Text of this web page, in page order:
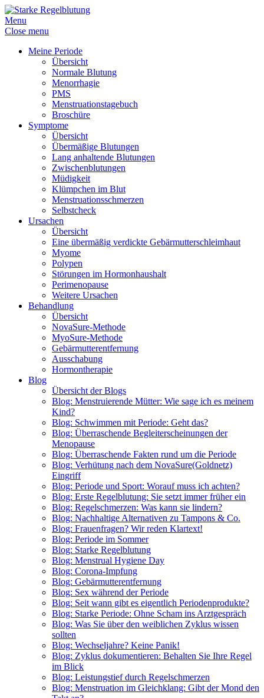
Menu
Close menu
Meine Periode
Übersicht
Normale Blutung
Menorrhagie
PMS
Menstruationstagebuch
Broschüre
Symptome
Übersicht
Übermäßige Blutungen
Lang anhaltende Blutungen
Zwischenblutungen
Müdigkeit
Klümpchen im Blut
Menstruationsschmerzen
Selbstcheck
Ursachen
Übersicht
Eine übermäßig verdickte Gebärmutterschleimhaut
Myome
Polypen
Störungen im Hormonhaushalt
Perimenopause
Weitere Ursachen
Behandlung
Übersicht
NovaSure-Methode
MyoSure-Methode
Gebärmutterentfernung
Ausschabung
Hormontherapie
Blog
Übersicht der Blogs
Blog: Menstruierende Mütter: Wie sage ich es meinem
Kind?
Blog: Schwimmen mit Periode: Geht das?
Blog: Überraschende Begleiterscheinungen der
Menopause
Blog: Überraschende Fakten rund um die Periode
Blog: Verhütung nach dem NovaSure(Goldnetz)
Eingriff
Blog: Periode und Sport: Worauf muss ich achten?
Blog: Erste Regelblutung: Sie setzt immer früher ein
Blog: Regelschmerzen: Was kann sie lindern?
Blog: Nachhaltige Alternativen zu Tampons & Co.
Blog: Frauenfragen? Wir reden Klartext!
Blog: Periode im Sommer
Blog: Starke Regelblutung
Blog: Menstrual Hygiene Day
Blog: Corona-Impfung
Blog: Gebärmutterentfernung
Blog: Sex während der Periode
Blog: Seit wann gibt es eigentlich Periodenprodukte?
Blog: Starke Periode: Ohne Scham ins Arztgespräch
Blog: Was Sie über den weiblichen Zyklus wissen
sollten
Blog: Wechseljahre? Keine Panik!
Blog: Zyklus dokumentieren: Behalten Sie Ihre Regel
im Blick
Blog: Leistungstief durch Regelschmerzen
Blog: Menstruation im Gleichklang: Gibt der Mond den